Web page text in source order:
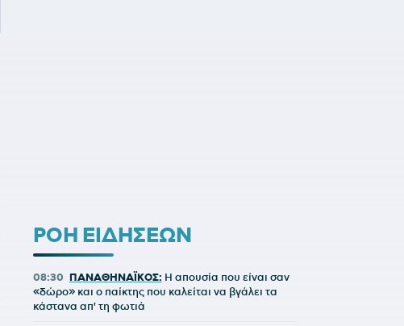
ΡΟΗ ΕΙΔΗΣΕΩΝ
08:30 ΠΑΝΑΘΗΝΑΪΚΟΣ: Η απουσία που είναι σαν
«δώρο» και ο παίκτης που καλείται να βγάλει τα
κάστανα απ' τη φωτιά